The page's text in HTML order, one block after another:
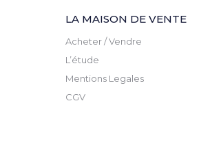
LA MAISON DE VENTE
Acheter / Vendre
L’étude
Mentions Legales
CGV